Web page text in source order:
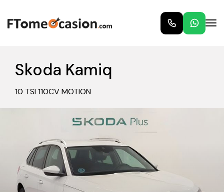
Skoda Kamiq
10 TSI 110CV MOTION